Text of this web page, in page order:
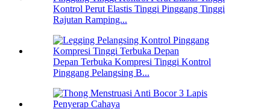
Kontrol Perut Elastis Tinggi Pinggang Tinggi
Rajutan Ramping...
Depan Terbuka Kompresi Tinggi Kontrol
Pinggang Pelangsing B...